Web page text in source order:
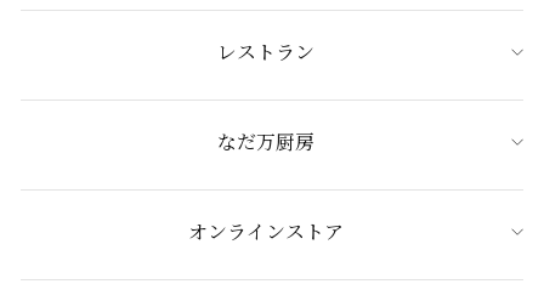
レストラン
なだ万厨房
オンラインストア